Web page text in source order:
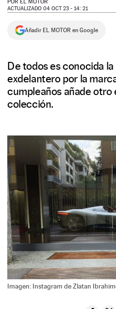
NEWSLETTER
POR EL MOTOR
ACTUALIZADO 04 OCT 23 - 14: 21
Añadir EL MOTOR en Google
De todos es conocida la
exdelantero por la
cumpleaños añade otro
colección.
Imagen: Instagram de Zlatan